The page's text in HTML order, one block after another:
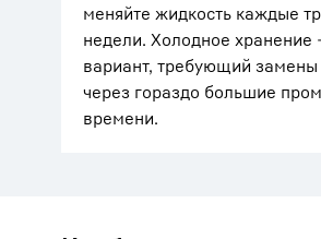
меняйте жидкость каждые
недели. Холодное хранение
вариант, требующий замены
через гораздо большие
времени.